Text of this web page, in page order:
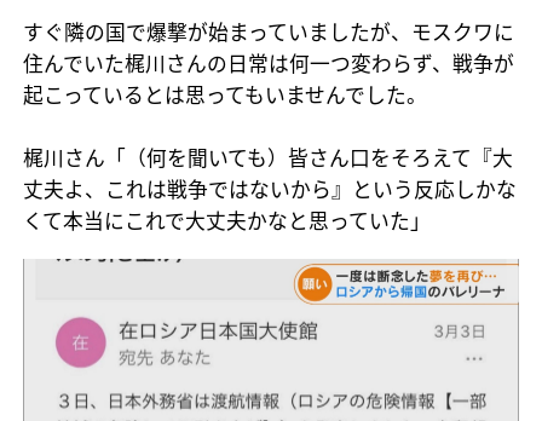
すぐ隣の国で爆撃が始まっていましたが、モスクワに
住んでいた梶川さんの日常は何一つ変わらず、戦争が
起こっているとは思ってもいませんでした。
梶川さん「（何を聞いても）皆さん口をそろえて『大
丈夫よ、これは戦争ではないから』という反応しかな
くて本当にこれで大丈夫かなと思っていた」